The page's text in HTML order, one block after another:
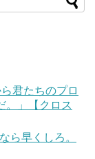
君たちのプロ
。」【クロス
ら早くしろ。